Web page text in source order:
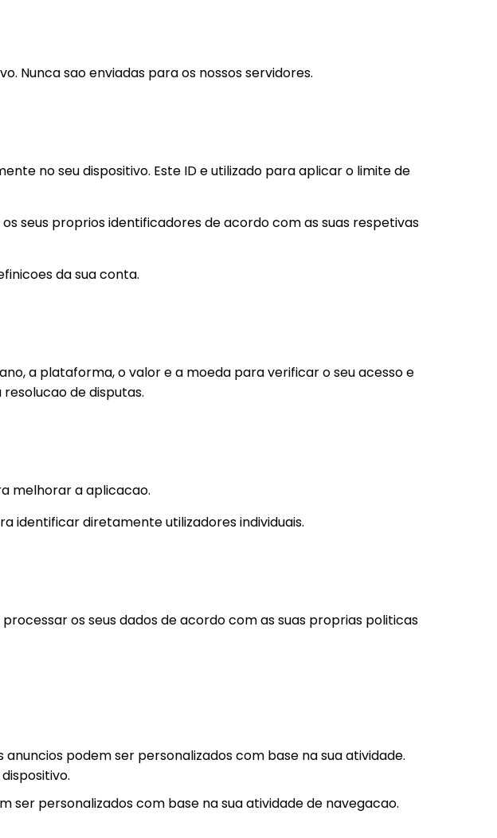
Nunca sao enviadas para os nossos servidores.
no seu dispositivo. Este ID e utilizado para aplicar o limite de
seus proprios identificadores de acordo com as suas respetivas
da sua conta.
a plataforma, o valor e a moeda para verificar o seu acesso e
de disputas.
melhorar a aplicacao.
identificar diretamente utilizadores individuais.
os seus dados de acordo com as suas proprias politicas
podem ser personalizados com base na sua atividade.
ser personalizados com base na sua atividade de navegacao.